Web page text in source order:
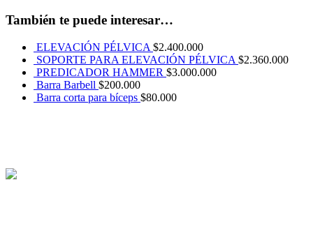
También te puede interesar…
ELEVACIÓN PÉLVICA $2.400.000
SOPORTE PARA ELEVACIÓN PÉLVICA $2.360.000
PREDICADOR HAMMER $3.000.000
Barra Barbell $200.000
Barra corta para bíceps $80.000